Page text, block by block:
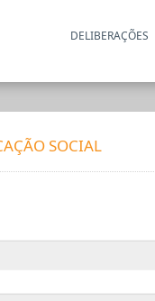
DELIBERAÇÕES
SOCIAL